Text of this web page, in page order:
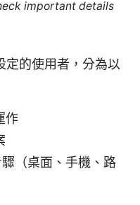
important details
定的使用者，分為以
作
（桌面、手機、路